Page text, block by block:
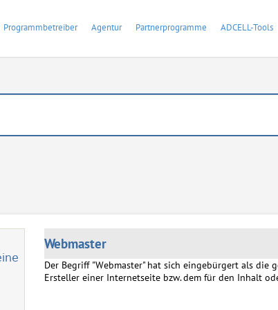
Programmbetreiber Agentur Partnerprogramme ADCELL-Tools
Webmaster
Der Begriff "Webmaster" hat sich eingebürgert als die
Ersteller einer Internetseite bzw. dem für den Inhalt